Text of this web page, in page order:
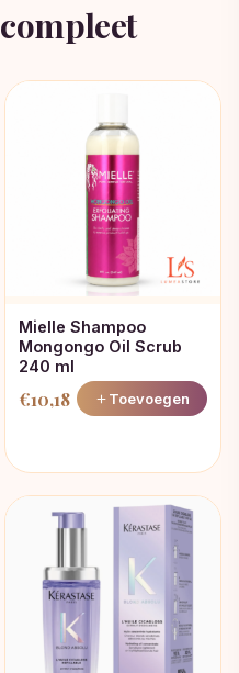
compleet
Mielle Shampoo
Mongongo Oil Scrub
240 ml
€10,18 Toevoegen